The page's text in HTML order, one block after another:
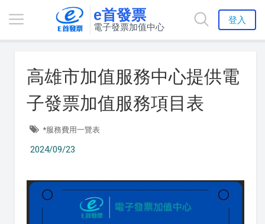
e首發票
電子發票加值中心
登入
高雄市加值服務中心提供電
子發票加值服務項目表
*服務費用一覽表
2024/09/23